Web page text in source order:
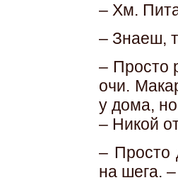
– Хм.
– Знаеш,
– Просто
очи.
у дома,
– Никой
– Просто
на шега.